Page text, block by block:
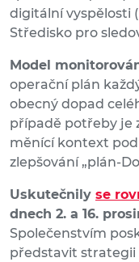
digitální vyspělosti
Středisko pro
Model
operační plán
obecný dopad
případě potřeby je
měnící kontext
zlepšování „plán-
Uskutečnily se
dnech 2. a 16.
Společenstvím
představit strategii